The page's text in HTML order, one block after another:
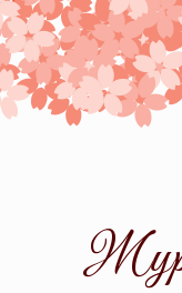
Skip
to
content